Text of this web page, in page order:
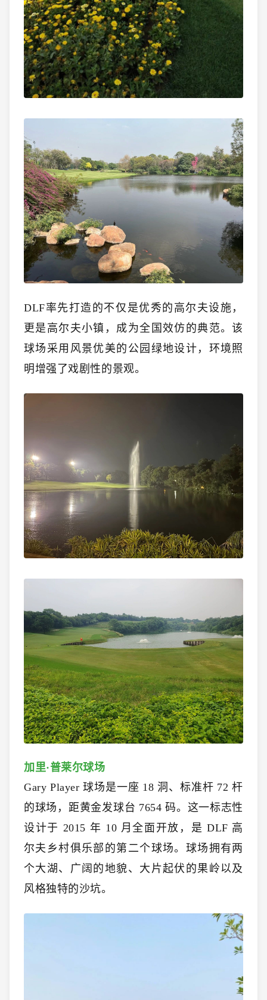
DLF率先打造的不仅是优秀的高尔夫设施，
更是高尔夫小镇，成为全国效仿的典范。该
球场采用风景优美的公园绿地设计，环境照
明增强了戏剧性的景观。
加里·普莱尔球场
Gary Player 球场是一座 18 洞、标准杆 72 杆
的球场，距黄金发球台 7654 码。这一标志性
设计于 2015 年 10 月全面开放，是 DLF 高
尔夫乡村俱乐部的第二个球场。球场拥有两
个大湖、广阔的地貌、大片起伏的果岭以及
风格独特的沙坑。